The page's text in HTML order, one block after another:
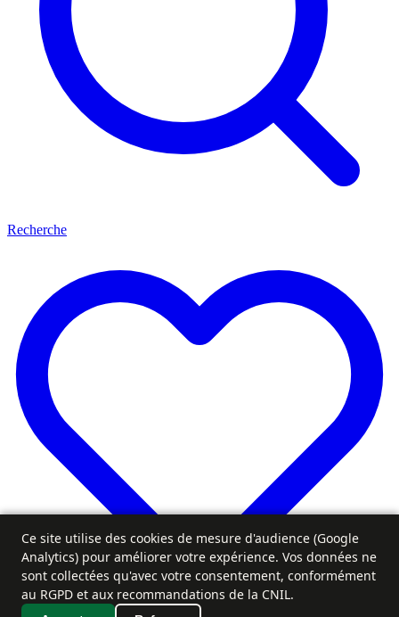
Recherche
Ce site utilise des cookies de mesure d'audience (Google
Analytics) pour améliorer votre expérience. Vos données ne
sont collectées qu'avec votre consentement, conformément
au RGPD et aux recommandations de la CNIL.